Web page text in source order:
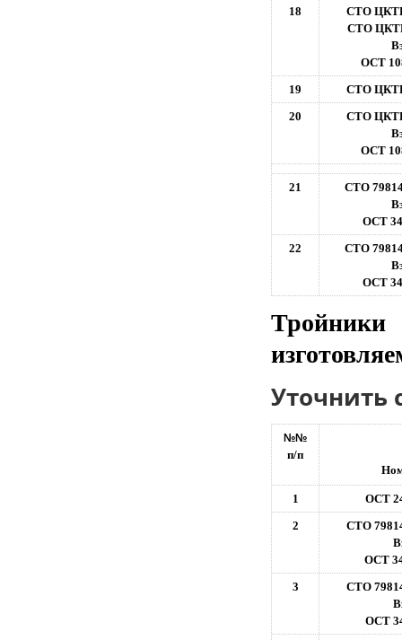
18
СТО
СТО
ОСТ
19
СТО
20
СТО
ОСТ
21
СТО
ОСТ
22
СТО
ОСТ
Тройники
Уточнить
№№
п/п
1
ОСТ
2
СТО
ОСТ
3
СТО
ОСТ